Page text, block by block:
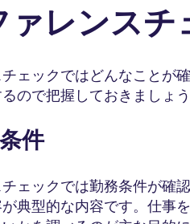
ァレンスチ
チェックではどんなことが
ので把握しておきましょう
件
チェックでは勤務条件が確
典型的な内容です。仕事